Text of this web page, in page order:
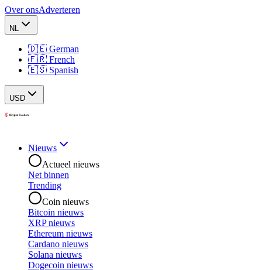
Over onsAdverteren
NL
🇩🇪 German
🇫🇷 French
🇪🇸 Spanish
USD
Nieuws
Actueel nieuws
Net binnen
Trending
Coin nieuws
Bitcoin nieuws
XRP nieuws
Ethereum nieuws
Cardano nieuws
Solana nieuws
Dogecoin nieuws